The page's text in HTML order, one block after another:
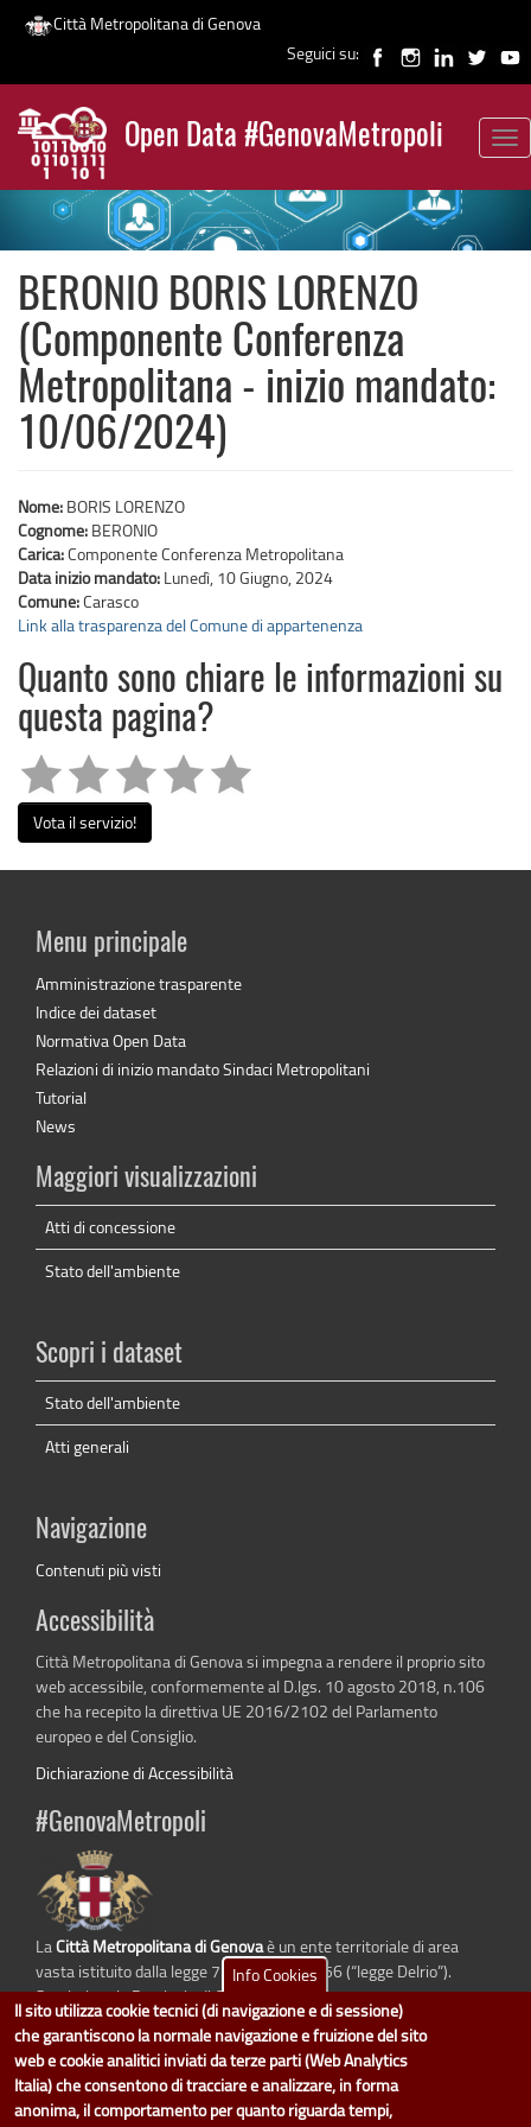
Salta
contenuto
principale
Città Metropolitana di Genova
Seguici su:
Open Data #GenovaMetropoli
News
BERONIO BORIS LORENZO
(Componente Conferenza
Metropolitana - inizio mandato:
10/06/2024)
Nome: BORIS LORENZO
Cognome: BERONIO
Carica:Componente Conferenza Metropolitana
Data inizio mandato: Lunedì, 10 Giugno, 2024
Comune:Carasco
Link alla trasparenza del Comune di appartenenza
Quanto sono chiare le informazioni su
questa pagina?
Vota il servizio!
Menu principale
Amministrazione trasparente
Indice dei dataset
Normativa Open Data
Relazioni di inizio mandato Sindaci Metropolitani
Tutorial
News
Maggiori visualizzazioni
Atti di concessione
Stato dell'ambiente
Scopri i dataset
Stato dell'ambiente
Atti generali
Navigazione
Contenuti più visti
Accessibilità
Città Metropolitana di Genova si impegna a rendere il proprio sito
web accessibile, conformemente al D.lgs. 10 agosto 2018, n.106
che ha recepito la direttiva UE 2016/2102 del Parlamento
europeo e del Consiglio.
Dichiarazione di Accessibilità
#GenovaMetropoli
LaCittà Metropolitana di Genovaè un ente territoriale di area
vasta istituito dalla legge 7 aprile 2014 n. 56 (“legge Delrio”).
Sostituisce la Provincia di Genova.
dati.cittametropolitana.genova.itè il progetto "Open Data" della
Metropolitana di Genova.
Info Cookies
Il sito utilizza cookie tecnici (di navigazione e di sessione)
che garantiscono la normale navigazione e fruizione del sito
web e cookie analitici inviati da terze parti (Web Analytics
Italia) che consentono di tracciare e analizzare, in forma
anonima, il comportamento per quanto riguarda tempi,